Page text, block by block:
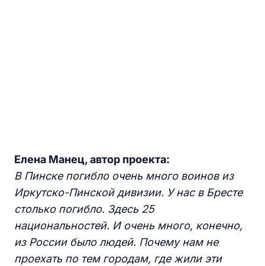
Елена Манец, автор проекта:
В Пинске погибло очень много воинов из
Иркутско-Пинской дивизии. У нас в Бресте
столько погибло. Здесь 25
национальностей. И очень много, конечно,
из России было людей. Почему нам не
проехать по тем городам, где жили эти